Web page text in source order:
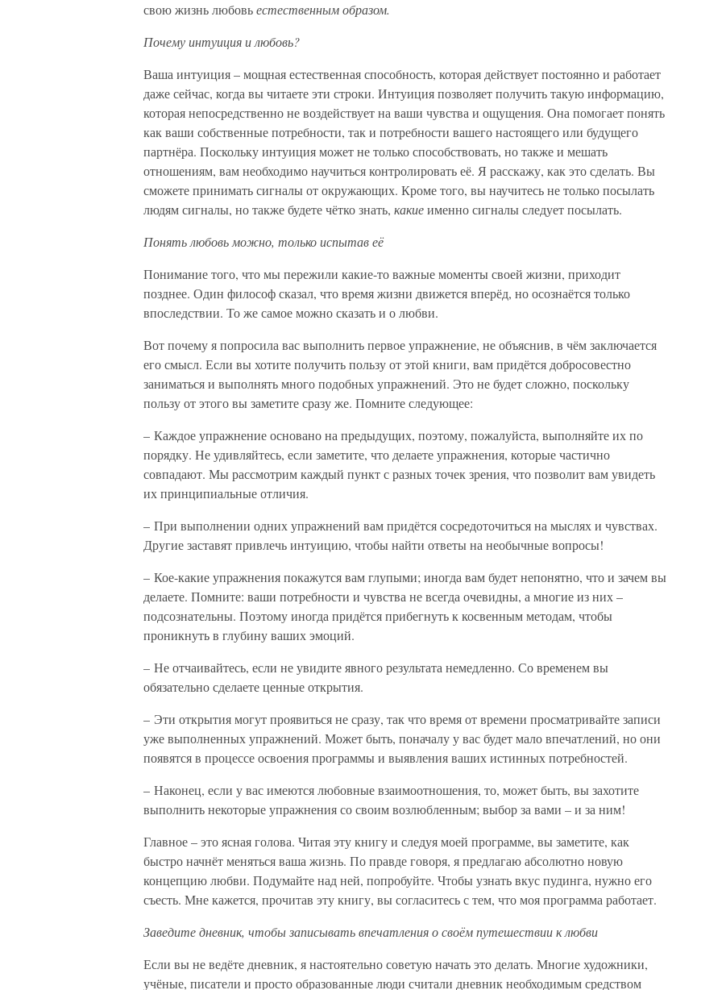
свою жизнь любовьестественным образом.
Почему интуиция и любовь?
Ваша интуиция – мощная естественная способность, которая действует постоянно и работает
даже сейчас, когда вы читаете эти строки. Интуиция позволяет получить такую информацию,
которая непосредственно не воздействует на ваши чувства и ощущения. Она помогает понять
как ваши собственные потребности, так и потребности вашего настоящего или будущего
партнёра. Поскольку интуиция может не только способствовать, но также и мешать
отношениям, вам необходимо научиться контролировать её. Я расскажу, как это сделать. Вы
сможете принимать сигналы от окружающих. Кроме того, вы научитесь не только посылать
людям сигналы, но также будете чётко знать, какиеименно сигналы следует посылать.
Понять любовь можно, только испытав её
Понимание того, что мы пережили какие-то важные моменты своей жизни, приходит
позднее. Один философ сказал, что время жизни движется вперёд, но осознаётся только
впоследствии. То же самое можно сказать и о любви.
Вот почему я попросила вас выполнить первое упражнение, не объяснив, в чём заключается
его смысл. Если вы хотите получить пользу от этой книги, вам придётся добросовестно
заниматься и выполнять много подобных упражнений. Это не будет сложно, поскольку
пользу от этого вы заметите сразу же. Помните следующее:
– Каждое упражнение основано на предыдущих, поэтому, пожалуйста, выполняйте их по
порядку. Не удивляйтесь, если заметите, что делаете упражнения, которые частично
совпадают. Мы рассмотрим каждый пункт с разных точек зрения, что позволит вам увидеть
их принципиальные отличия.
– При выполнении одних упражнений вам придётся сосредоточиться на мыслях и чувствах.
Другие заставят привлечь интуицию, чтобы найти ответы на необычные вопросы!
– Кое-какие упражнения покажутся вам глупыми; иногда вам будет непонятно, что и зачем вы
делаете. Помните: ваши потребности и чувства не всегда очевидны, а многие из них –
подсознательны. Поэтому иногда придётся прибегнуть к косвенным методам, чтобы
проникнуть в глубину ваших эмоций.
– Не отчаивайтесь, если не увидите явного результата немедленно. Со временем вы
обязательно сделаете ценные открытия.
– Эти открытия могут проявиться не сразу, так что время от времени просматривайте записи
уже выполненных упражнений. Может быть, поначалу у вас будет мало впечатлений, но они
появятся в процессе освоения программы и выявления ваших истинных потребностей.
– Наконец, если у вас имеются любовные взаимоотношения, то, может быть, вы захотите
выполнить некоторые упражнения со своим возлюбленным; выбор за вами – и за ним!
Главное – это ясная голова. Читая эту книгу и следуя моей программе, вы заметите, как
быстро начнёт меняться ваша жизнь. По правде говоря, я предлагаю абсолютно новую
концепцию любви. Подумайте над ней, попробуйте. Чтобы узнать вкус пудинга, нужно его
съесть. Мне кажется, прочитав эту книгу, вы согласитесь с тем, что моя программа работает.
Заведите дневник, чтобы записывать впечатления о своём путешествии к любви
Если вы не ведёте дневник, я настоятельно советую начать это делать. Многие художники,
учёные, писатели и просто образованные люди считали дневник необходимым средством